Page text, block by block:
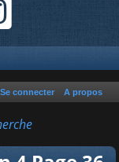
Se connecter A propos